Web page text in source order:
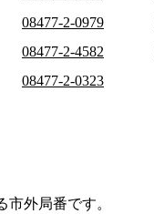
08477-2-0979
08477-2-4582
08477-2-0323
市外局番です。